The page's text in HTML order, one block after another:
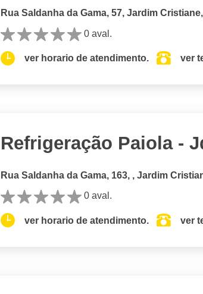
Rua Saldanha da Gama, 57, Jardim
0 aval.
ver horario de atendimento. ver
Refrigeração Paiola -
Rua Saldanha da Gama, 163, , Jardim
0 aval.
ver horario de atendimento. ver